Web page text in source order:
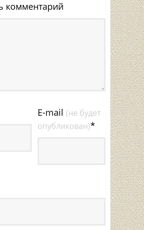
комментарий
E-mail (не будет
опубликован)*